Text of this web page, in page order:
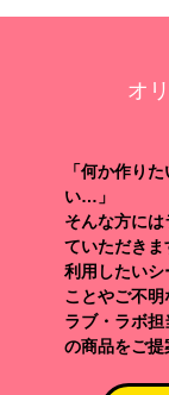
オ
「何か作り
い…」
そんな方に
ていただきま
利用したい
ことやご不明
ラブ・ラボ
の商品をご提